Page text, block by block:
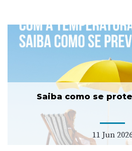
Saiba como se
11 Jun